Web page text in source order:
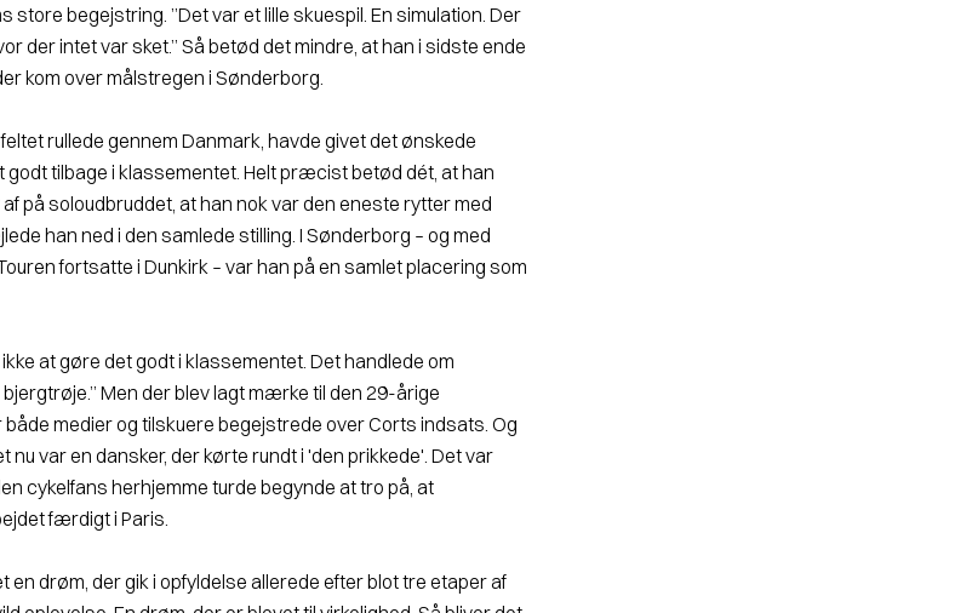
store begejstring. ”Det var et lille skuespil. En simulation. Der
der intet var sket.” Så betød det mindre, at han i sidste ende
kom over målstregen i Sønderborg.
rullede gennem Danmark, havde givet det ønskede
godt tilbage i klassementet. Helt præcist betød dét, at han
på soloudbruddet, at han nok var den eneste rytter med
han ned i den samlede stilling. I Sønderborg – og med
fortsatte i Dunkirk – var han på en samlet placering som
at gøre det godt i klassementet. Det handlede om
Men der blev lagt mærke til den 29-årige
både medier og tilskuere begejstrede over Corts indsats. Og
nu var en dansker, der kørte rundt i 'den prikkede'. Det var
cykelfans herhjemme turde begynde at tro på, at
færdigt i Paris.
en drøm, der gik i opfyldelse allerede efter blot tre etaper af